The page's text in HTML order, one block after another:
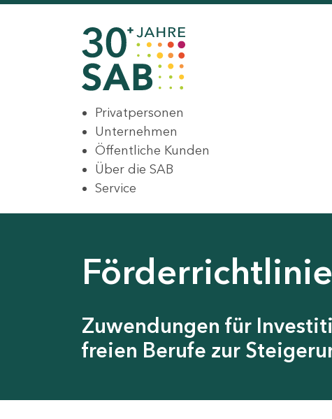
Privatpersonen
Unternehmen
Öffentliche Kunden
Über die SAB
Service
Zuwendungen für
freien Berufe zur